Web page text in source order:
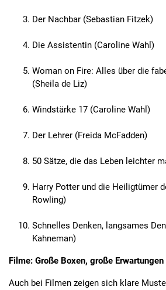
Der Nachbar (Sebastian Fitzek)
Die Assistentin (Caroline Wahl)
Woman on Fire: Alles über die
(Sheila de Liz)
Windstärke 17 (Caroline Wahl)
Der Lehrer (Freida McFadden)
50 Sätze, die das Leben leichter
Harry Potter und die Heiligtümer
Rowling)
Schnelles Denken, langsames
Kahneman)
Filme: Große Boxen, große Erwartungen
Auch bei Filmen zeigen sich klare